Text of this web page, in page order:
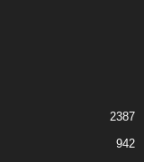
2387
942